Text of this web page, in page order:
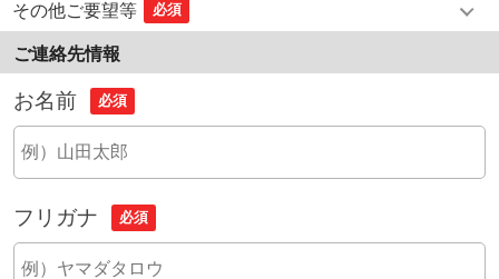
その他ご要望等 必須
ご連絡先情報
お名前 必須
フリガナ 必須